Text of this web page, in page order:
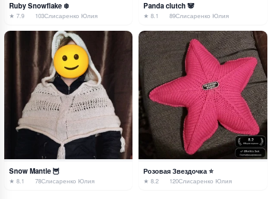
Ruby Snowflake ❄️
★ 7.9 103Слисаренко Юлия
Panda clutch 🐼
★ 8.1 89Слисаренко Юлия
Snow Mantle 🦉
★ 8.1 78Слисаренко Юлия
Розовая Звездочка ⭐️
★ 8.2 120Слисаренко Юлия